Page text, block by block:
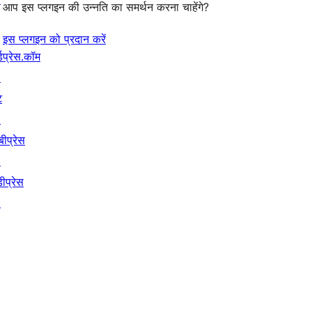
आप इस प्लगइन की उन्नति का समर्थन करना चाहेंगे?
इस प्लगइन को प्रदान करें